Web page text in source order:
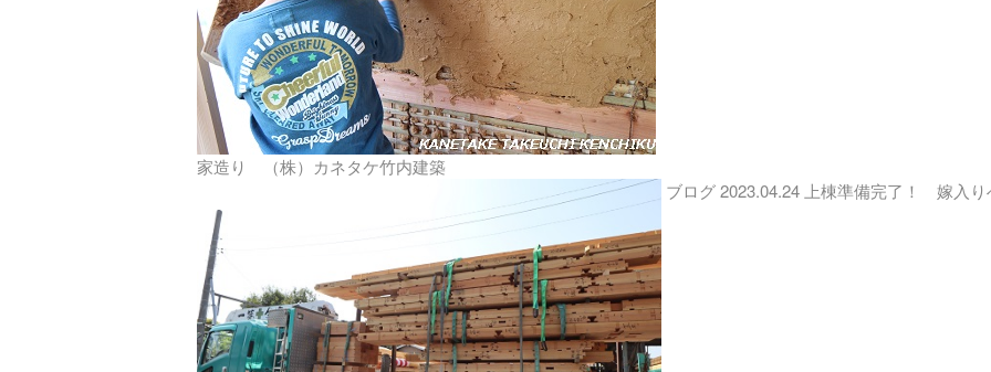
家造り （株）カネタケ竹内建築
ブログ2023.04.24上棟準備完了！ 嫁入